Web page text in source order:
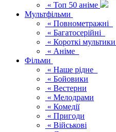
« Топ 50 аніме
Мультфільми
« Повнометражні
« Багатосерійні
« Короткі мультики
« Аніме
Фільми
« Наше рідне
« Бойовики
« Вестерни
« Мелодрами
« Комедії
« Пригоди
« Військові